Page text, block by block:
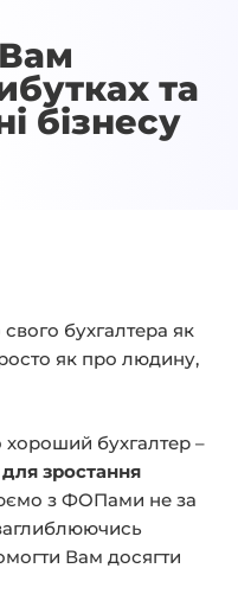
та
бізнесу
бухгалтера як
як про людину,
бухгалтер –
зростання
з ФОПами не за
Вам досягти